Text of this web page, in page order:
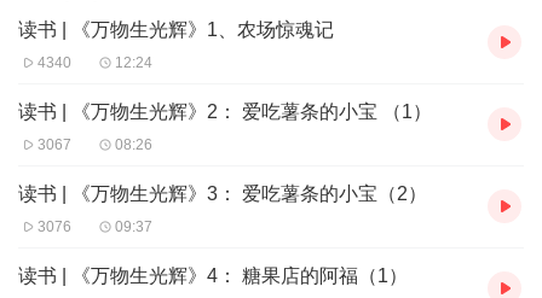
读书 | 《万物生光辉》1、农场惊魂记
4340 12:24
读书 | 《万物生光辉》2： 爱吃薯条的小宝 （1）
3067 08:26
读书 | 《万物生光辉》3： 爱吃薯条的小宝（2）
3076 09:37
读书 | 《万物生光辉》4： 糖果店的阿福（1）